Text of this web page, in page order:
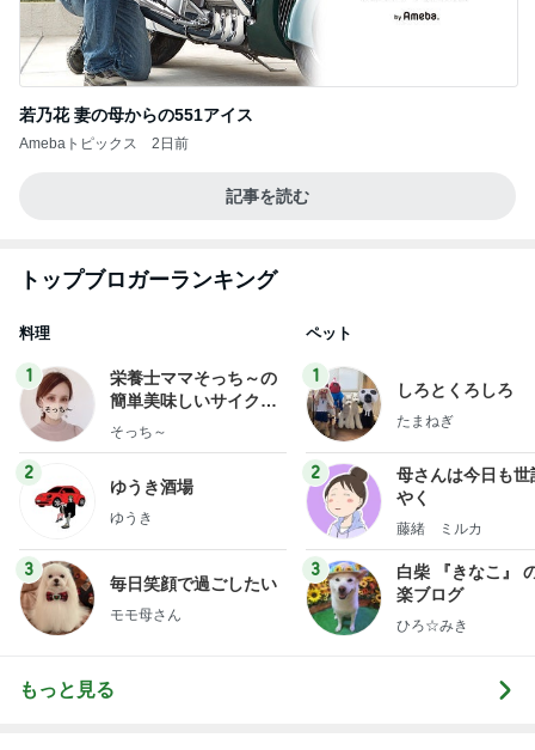
若乃花 妻の母からの551アイス
Amebaトピックス 2日前
記事を読む
トップブロガーランキング
料理
1
栄養士ママそっち～の
簡単美味しいサイクル
献立
そっち～
2
ゆうき酒場
ゆうき
3
毎日笑顔で過ごしたい
モモ母さん
ペット
1
しろとくろしろ
たまねぎ
2
母さんは今日も世
やく
藤緒 ミルカ
3
白柴 『きなこ』
楽ブログ
ひろ☆みき
もっと見る